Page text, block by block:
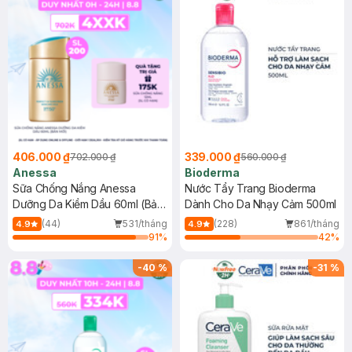
406.000 ₫702.000 ₫
Anessa
Sữa Chống Nắng Anessa
Dưỡng Da Kiềm Dầu 60ml (Bản
Mới)
4.9 (44)
531/tháng
91%
339.000 ₫560.000 ₫
Bioderma
Nước Tẩy Trang Bioderma
Dành Cho Da Nhạy Cảm 500ml
4.9 (228)
861/tháng
42%
-40% -31 %